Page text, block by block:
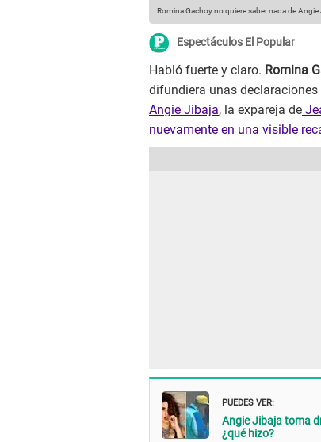
Romina Gachoy no quiere saber nada de Angie
Espectáculos El Popular
Habló fuerte y claro. Romina
difundiera unas declaraciones
Angie Jibaja, la expareja de
nuevamente en una visible
PUEDES VER:
Angie Jibaja toma
¿qué hizo?